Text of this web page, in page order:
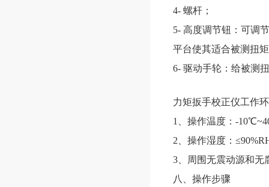
4- 螺杆；
5- 高度调节钮：可调
平台使其适合被测扭
6- 驱动手轮：给被测
力矩扳手校正仪工作
1、操作温度：-
2、操作湿度：
3、周围无震动源和无
八、操作步骤